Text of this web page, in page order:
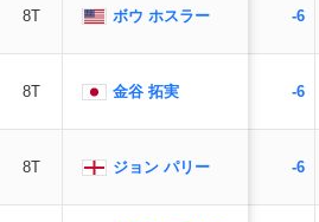
8T ボウ ホスラー
8T 金谷 拓実
8T ジョン パリー
-6
-6
-6